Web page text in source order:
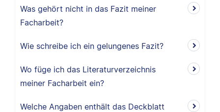
Was gehört nicht in das Fazit meiner
Facharbeit?
Wie schreibe ich ein gelungenes Fazit?
Wo füge ich das Literaturverzeichnis
meiner Facharbeit ein?
Welche Angaben enthält das Deckblatt